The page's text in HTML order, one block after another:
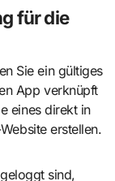
für die
Sie ein gültiges
App verknüpft
eines direkt in
erstellen.
sind,